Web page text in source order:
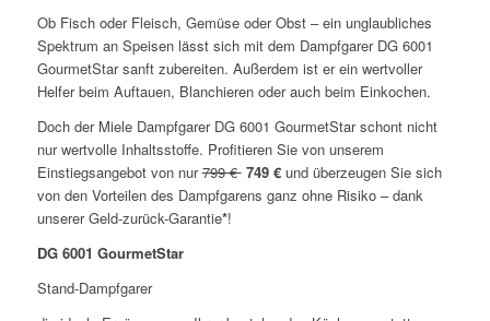
Ob Fisch oder Fleisch, Gemüse oder Obst – ein unglaubliches
Spektrum an Speisen lässt sich mit dem Dampfgarer DG 6001
GourmetStar sanft zubereiten. Außerdem ist er ein wertvoller
Helfer beim Auftauen, Blanchieren oder auch beim Einkochen.
Doch der Miele Dampfgarer DG 6001 GourmetStar schont nicht
nur wertvolle Inhaltsstoffe. Profitieren Sie von unserem
Einstiegsangebot von nur799 € 749 €und überzeugen Sie sich
von den Vorteilen des Dampfgarens ganz ohne Risiko – dank
unserer Geld-zurück-Garantie*!
DG 6001 GourmetStar
Stand-Dampfgarer